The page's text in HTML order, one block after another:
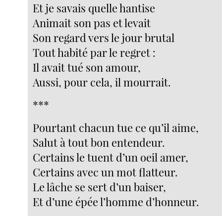
Et je savais quelle hantise
Animait son pas et levait
Son regard vers le jour brutal
Tout habité par le regret :
Il avait tué son amour,
Aussi, pour cela, il mourrait.
***
Pourtant chacun tue ce qu’il aime,
Salut à tout bon entendeur.
Certains le tuent d’un oeil amer,
Certains avec un mot flatteur.
Le lâche se sert d’un baiser,
Et d’une épée l’homme d’honneur.